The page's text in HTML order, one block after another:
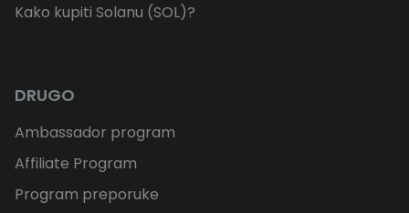
Kako kupiti Solanu (SOL)?
DRUGO
Ambassador program
Affiliate Program
Program preporuke